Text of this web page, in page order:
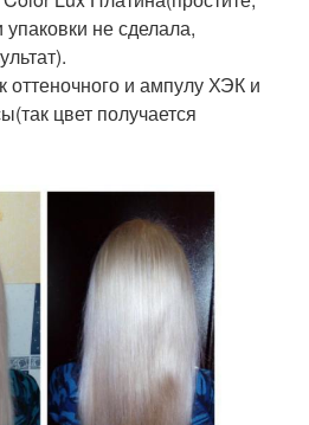
не сделала,
и ампулу ХЭК и
цвет получается